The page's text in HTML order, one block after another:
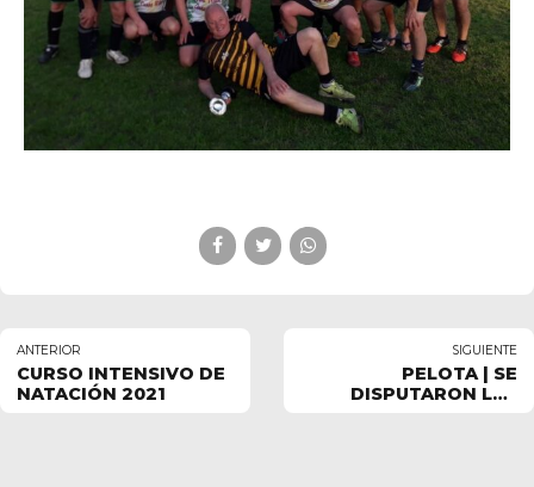
ANTERIOR
CURSO INTENSIVO DE
NATACIÓN 2021
SIGUIENTE
PELOTA | SE
DISPUTARON LAS